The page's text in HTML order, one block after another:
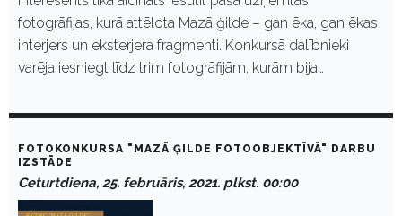
fotogrāfijas, kurā attēlota Mazā ģilde – gan ēka, gan ēkas
interjers un eksterjera fragmenti. Konkursā dalībnieki
varēja iesniegt līdz trim fotogrāfijām, kurām bija…
FOTOKONKURSA "MAZĀ ĢILDE FOTOOBJEKTĪVĀ" DARBU
IZSTĀDE
Ceturtdiena, 25. februāris, 2021. plkst. 00:00